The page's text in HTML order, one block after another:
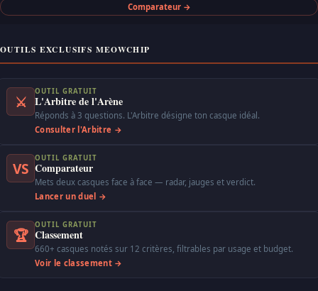
Comparateur →
OUTILS EXCLUSIFS MEOWCHIP
⚔
OUTIL GRATUIT
L'Arbitre de l'Arène
Réponds à 3 questions. L'Arbitre désigne ton casque idéal.
Consulter l'Arbitre →
VS
OUTIL GRATUIT
Comparateur
Mets deux casques face à face — radar, jauges et verdict.
Lancer un duel →
🏆
OUTIL GRATUIT
Classement
660+ casques notés sur 12 critères, filtrables par usage et budget.
Voir le classement →